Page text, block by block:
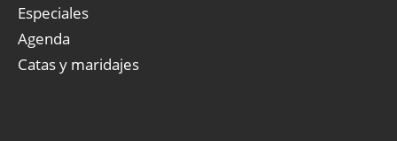
Especiales
Agenda
Catas y maridajes